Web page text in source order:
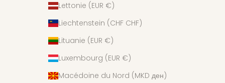
Lettonie (EUR €)
Liechtenstein (CHF CHF)
Lituanie (EUR €)
Luxembourg (EUR €)
Macédoine du Nord (MKD ден)